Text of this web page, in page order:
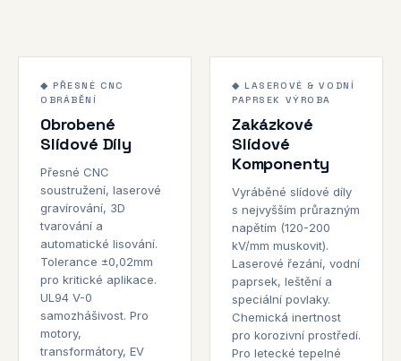
1000°C ±0,02mm
◆ PŘESNÉ CNC
OBRÁBĚNÍ
Obrobené
Slídové Díly
Přesné CNC
soustružení, laserové
gravírování, 3D
tvarování a
automatické lisování.
Tolerance ±0,02mm
pro kritické aplikace.
UL94 V-0
samozhášivost. Pro
motory,
transformátory, EV
1000°C120-200 kV/mm
◆ LASEROVÉ & VODNÍ
PAPRSEK VÝROBA
Zakázkové
Slídové
Komponenty
Vyráběné slídové díly
s nejvyšším průrazným
napětím (120-200
kV/mm muskovit).
Laserové řezání, vodní
paprsek, leštění a
speciální povlaky.
Chemická inertnost
pro korozivní prostředí.
Pro letecké tepelné